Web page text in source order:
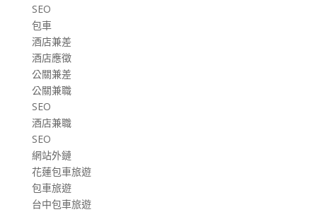
SEO
包車
酒店兼差
酒店應徵
公關兼差
公關兼職
SEO
酒店兼職
SEO
網站外鏈
花蓮包車旅遊
包車旅遊
台中包車旅遊